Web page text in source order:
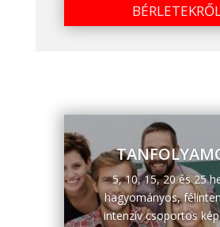
5, 10, 15, 20 és 25
hagyományos,
intenzív csoportos